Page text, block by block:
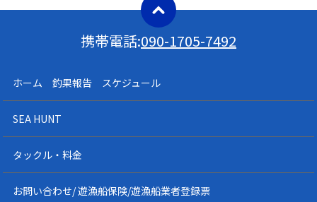
携帯電話:090-1705-7492
ホーム 釣果報告 スケジュール
SEA HUNT
タックル・料金
お問い合わせ/ 遊漁船保険/遊漁船業者登録票